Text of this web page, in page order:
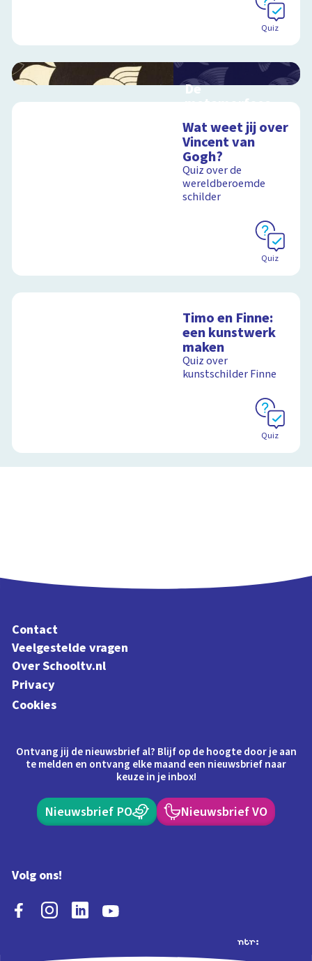
Quiz
De
metamorfose
van Escher
Interactieve
schoolplaat over het
werk van Escher
Wat weet jij over
Vincent van
Gogh?
Quiz over de
wereldberoemde
schilder
Quiz
Timo en Finne:
een kunstwerk
maken
Quiz over
kunstschilder Finne
Quiz
Contact
Veelgestelde vragen
Over Schooltv.nl
Privacy
Cookies
Ontvang jij de nieuwsbrief al? Blijf op de hoogte door je aan
te melden en ontvang elke maand een nieuwsbrief naar
keuze in je inbox!
Nieuwsbrief PO Nieuwsbrief VO
Volg ons!